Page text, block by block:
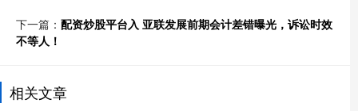
下一篇： 配资炒股平台入 亚联发展前期会计差错曝光，诉讼时效
不等人！
相关文章